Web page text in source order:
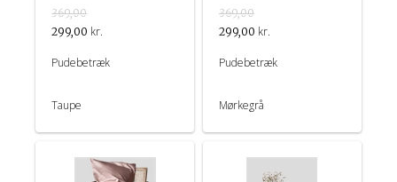
369,00
299,00 kr.
Pudebetræk
Taupe
369,00
299,00 kr.
Pudebetræk
Mørkegrå